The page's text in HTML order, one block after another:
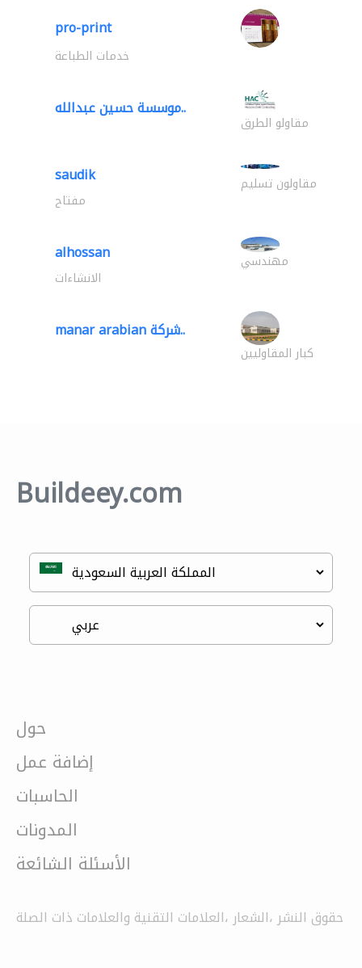
pro-print
خدمات الطباعة
موسسة حسين عبدالله..
مقاولو الطرق
saudik مقاولون تسليم
مفتاح
alhossan مهندسي
الانشاءات
manar arabian شركة..
كبار المقاوليين
Buildeey.com
حول
إضافة عمل
الحاسبات
المدونات
الأسئلة الشائعة
حقوق النشر ،الشعار ،العلامات التقنية والعلامات ذات الصلة